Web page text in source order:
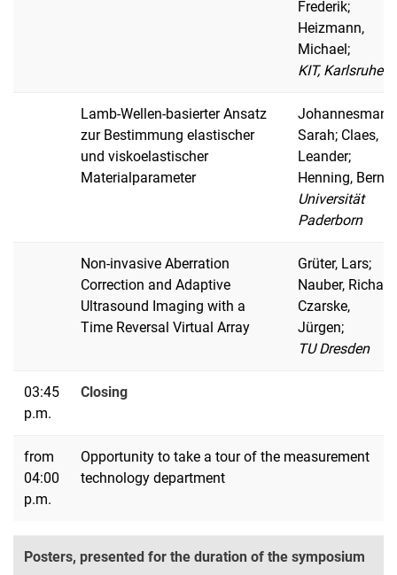
Frederik;
Heizmann,
Michael;
KIT, Karlsruhe
Lamb-Wellen-basierter Ansatz
zur Bestimmung elastischer
und viskoelastischer
Materialparameter
Sarah; Claes,
Leander;
Henning, Bernd;
Universität
Paderborn
Non-invasive Aberration
Correction and Adaptive
Ultrasound Imaging with a
Time Reversal Virtual Array
Grüter, Lars;
Nauber,
Czarske,
Jürgen;
TU Dresden
03:45
p.m.
Closing
from
04:00
p.m.
Opportunity to take a tour of the measurement
technology department
Posters, presented for the duration of the symposium